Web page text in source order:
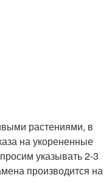
растениями, в
на укорененные
указывать 2-3
производится на